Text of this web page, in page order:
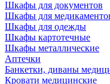
Шкафы для документов
Шкафы для
Шкафы для одежды
Шкафы картотечные
Шкафы металлические
Аптечки
Банкетки, диваны
Кровати медицинские